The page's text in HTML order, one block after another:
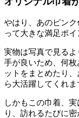
やはり、あのピン
って大きな満足ポイ
実物は写真で見る
手が良いため、何
ットをまとめたり
ら大活躍してくれま
しかもこの巾着、
り、訪れるたびに